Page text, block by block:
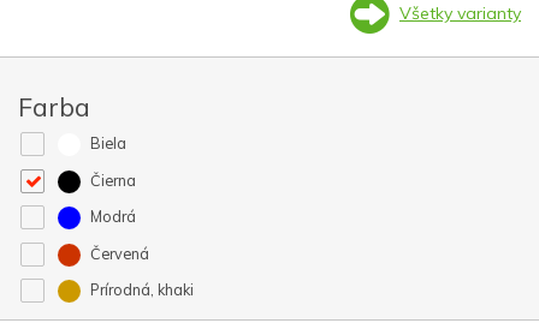
Všetky varianty
Farba
Biela
Čierna
Modrá
Červená
Prírodná, khaki